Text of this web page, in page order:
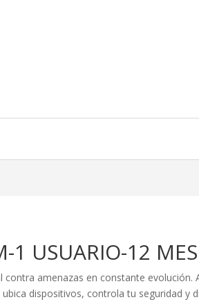
1 USUARIO-12
amenazas en constante
dispositivos, controla tu seguridad y